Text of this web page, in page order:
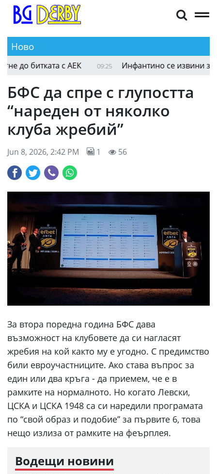
Ново
09:26 Левски прибира огромна сума, ако достигне до
БФС да спре с глупостта
“нареден от няколко
клуба жребий”
Jun 8, 2026, 2:42 PM 1 56
За втора поредна година БФС дава
възможност на клубовете да си нагласят
жребия на кой както му е угодно. С предимство
били евроучастниците. Ако става въпрос за
един или два кръга - да приемем, че е в
рамките на нормалното. Но когато Левски,
ЦСКА и ЦСКА 1948 са си наредили програмата
по “свой образ и подобие” за първите 6, това
нещо излиза от рамките на феърплея.
Водещи новини